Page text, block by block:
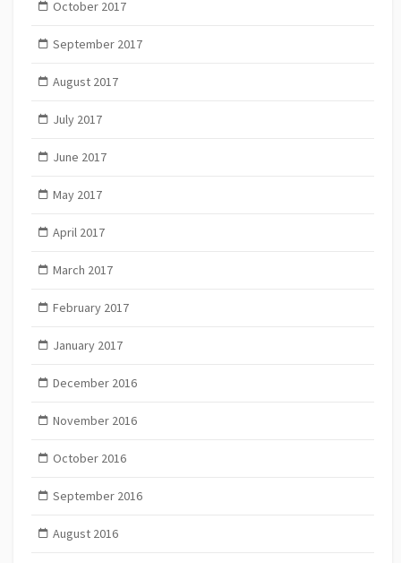
October 2017
September 2017
August 2017
July 2017
June 2017
May 2017
April 2017
March 2017
February 2017
January 2017
December 2016
November 2016
October 2016
September 2016
August 2016